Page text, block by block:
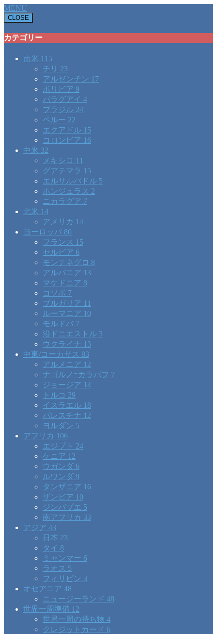
MENU
CLOSE
カテゴリー
南米 115
チリ 23
アルゼンチン 17
ボリビア 9
パラグアイ 4
ブラジル 24
ペルー 22
エクアドル 15
コロンビア 16
中米 32
メキシコ 11
グアテマラ 15
エルサルバドル 5
ホンジュラス 2
ニカラグア 7
北米 14
アメリカ 14
ヨーロッパ 80
フランス 15
セルビア 6
モンテネグロ 8
アルバニア 13
マケドニア 8
コソボ 7
ブルガリア 11
ルーマニア 10
モルドバ 7
沿ドニエストル 3
ウクライナ 13
中東/コーカサス 83
アルメニア 12
ナゴルノ=カラバフ 7
ジョージア 14
トルコ 29
イスラエル 18
パレスチナ 12
ヨルダン 5
アフリカ 106
エジプト 24
ケニア 12
ウガンダ 6
ルワンダ 9
タンザニア 16
ザンビア 10
ジンバブエ 5
南アフリカ 33
アジア 43
日本 23
タイ 8
ミャンマー 6
ラオス 5
フィリピン 3
オセアニア 48
ニュージーランド 48
世界一周準備 12
世界一周の持ち物 4
クレジットカード 6